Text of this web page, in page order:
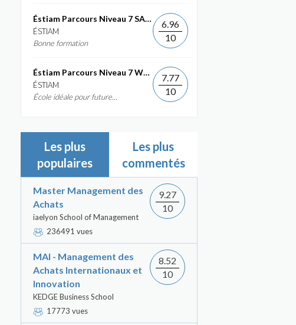
Éstiam Parcours Niveau 7 SAP ERP...
ÉSTIAM
Bonne formation
6.96
10
Éstiam Parcours Niveau 7 Web &...
ÉSTIAM
École idéale pour future...
7.77
10
Les plus
populaires
Les plus
commentés
Master Management des
Achats
iaelyon School of Management
236491 vues
9.27
10
MAI - Management des
Achats Internationaux et
Innovation
KEDGE Business School
17773 vues
8.52
10